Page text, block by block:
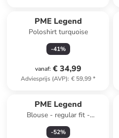
PME Legend
Poloshirt turquoise
-41%
vanaf: € 34,99
Adviesprijs (AVP): € 59,99*
PME Legend
Blouse - regular fit -
kaki/zwart
-52%